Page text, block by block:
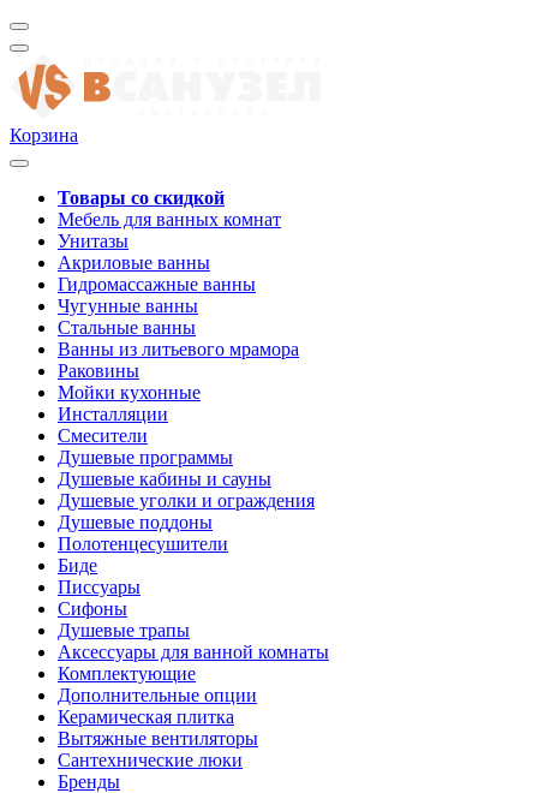
Корзина
Товары со скидкой
Мебель для ванных комнат
Унитазы
Акриловые ванны
Гидромассажные ванны
Чугунные ванны
Стальные ванны
Ванны из литьевого мрамора
Раковины
Мойки кухонные
Инсталляции
Смесители
Душевые программы
Душевые кабины и сауны
Душевые уголки и ограждения
Душевые поддоны
Полотенцесушители
Биде
Писсуары
Сифоны
Душевые трапы
Аксессуары для ванной комнаты
Комплектующие
Дополнительные опции
Керамическая плитка
Вытяжные вентиляторы
Сантехнические люки
Бренды